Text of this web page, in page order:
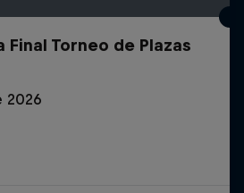
Final Torneo de Plazas
2026